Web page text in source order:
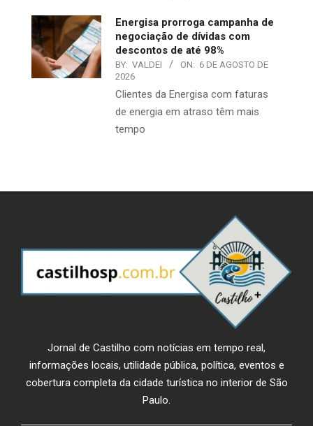
Energisa prorroga campanha de
negociação de dívidas com
descontos de até 98%
BY: VALDEI ON: 6 DE AGOSTO DE
2026
​Clientes da Energisa com faturas
de energia em atraso têm mais
tempo
Jornal de Castilho com notícias em tempo real,
informações locais, utilidade pública, política, eventos e
cobertura completa da cidade turística no interior de São
Paulo.